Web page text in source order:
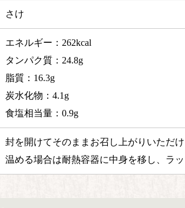
さけ
エネルギー：262kcal
タンパク質：24.8g
脂質：16.3g
炭水化物：4.1g
食塩相当量：0.9g
封を開けてそのままお召し上がりいただけ
温める場合は耐熱容器に中身を移し、ラ